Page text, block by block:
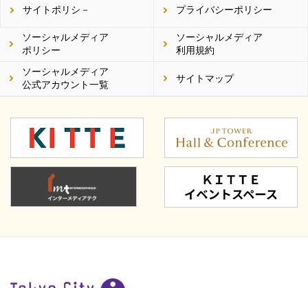
サイトポリシ－
プライバシーポリシー
ソーシャルメディア
ポリシー
ソーシャルメディア
利用規約
ソーシャルメディア
公式アカウント一覧
サイトマップ